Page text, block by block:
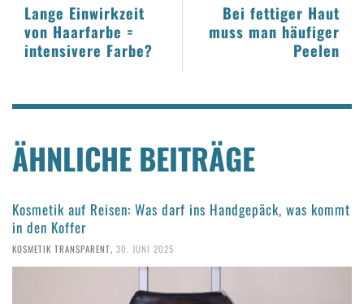
Bei fettiger Haut
muss man häufiger
Peelen
Lange Einwirkzeit
von Haarfarbe =
intensivere Farbe?
ÄHNLICHE BEITRÄGE
Kosmetik auf Reisen: Was darf ins Handgepäck, was kommt
in den Koffer
KOSMETIK TRANSPARENT, 30. JUNI 2025